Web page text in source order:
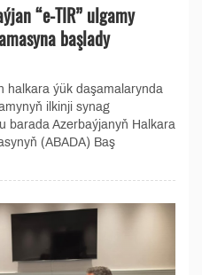
“e-TIR” ulgamy
başlady
halkara ýük daşamalarynda
ilkinji synag
barada Azerbaýjanyň Halkara
(ABADA) Baş